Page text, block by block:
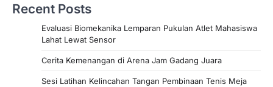
Recent Posts
Evaluasi Biomekanika Lemparan Pukulan Atlet Mahasiswa
Lahat Lewat Sensor
Cerita Kemenangan di Arena Jam Gadang Juara
Sesi Latihan Kelincahan Tangan Pembinaan Tenis Meja